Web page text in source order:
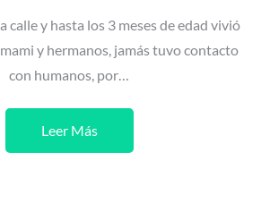
calle y hasta los 3 meses de edad vivió
y hermanos, jamás tuvo contacto
con humanos, por…
Leer Más